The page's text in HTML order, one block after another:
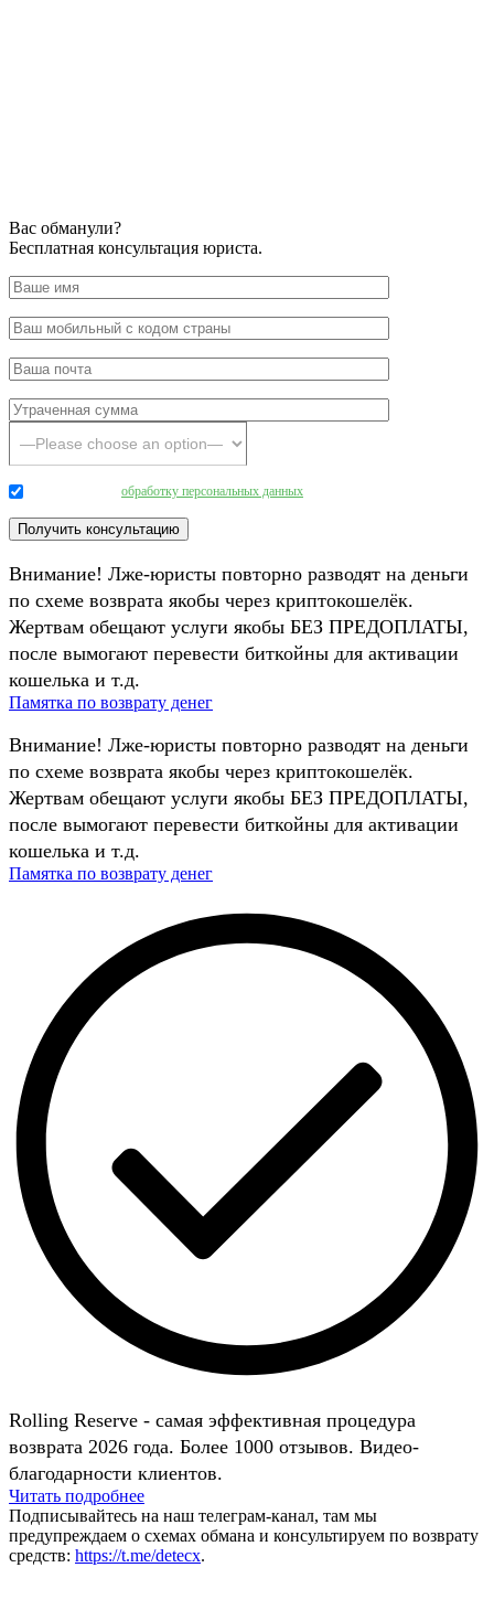
Вас обманули?
Бесплатная консультация юриста.
обработку персональных данных
Внимание! Лже-юристы повторно разводят на деньги
по схеме возврата якобы через криптокошелёк.
Жертвам обещают услуги якобы БЕЗ ПРЕДОПЛАТЫ,
после вымогают перевести биткойны для активации
кошелька и т.д.
Памятка по возврату денег
Внимание! Лже-юристы повторно разводят на деньги
по схеме возврата якобы через криптокошелёк.
Жертвам обещают услуги якобы БЕЗ ПРЕДОПЛАТЫ,
после вымогают перевести биткойны для активации
кошелька и т.д.
Памятка по возврату денег
Rolling Reserve - самая эффективная процедура
возврата 2026 года. Более 1000 отзывов. Видео-
благодарности клиентов.
Читать подробнее
Подписывайтесь на наш телеграм-канал, там мы
предупреждаем о схемах обмана и консультируем по возврату
средств: https://t.me/detecx.